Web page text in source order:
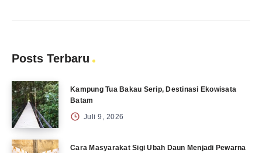
Posts Terbaru
Kampung Tua Bakau Serip, Destinasi Ekowisata
Batam
Juli 9, 2026
Cara Masyarakat Sigi Ubah Daun Menjadi Pewarna